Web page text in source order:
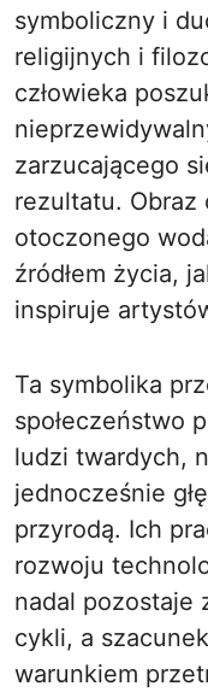
symboliczny i
religijnych i
człowieka
zarzucającego
rezultatu. Obraz
otoczonego
źródłem życia,
inspiruje
Ta symbolika
społeczeństwo
ludzi twardych,
jednocześnie
przyrodą. Ich
rozwoju
nadal pozostaje
cykli, a
warunkiem